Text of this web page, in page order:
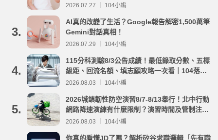
2026.07.27 ｜ 104小編
3.
AI真的改變了生活？Google報告解密1,500萬筆
Gemini對話真相！
2026.07.29 ｜ 104小編
4.
115分科測驗8/3公告成績！最低錄取分數、五標
級距、回流名額、填志願攻略一次看｜104落點
分析
2026.08.03 ｜ 104小編
5.
2026城鎮韌性防空演習8/7-8/13舉行！北中行動
網路降速演練有什麼限制？演習時間及管制注意
事項整理
2026.08.03 ｜ 104小編
你真的看懂JD了嗎？解析矽谷求職邏輯「先有職